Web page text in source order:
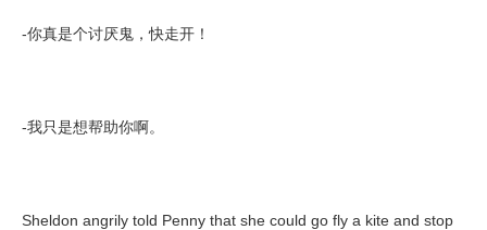
-你真是个讨厌鬼，快走开！
-我只是想帮助你啊。
Sheldon angrily told Penny that she could go fly a kite and stop